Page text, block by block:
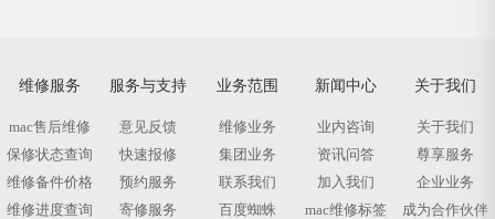
维修服务
mac售后维修
保修状态查询
维修备件价格
维修进度查询
服务与支持
意见反馈
快速报修
预约服务
寄修服务
业务范围
维修业务
集团业务
联系我们
百度蜘蛛
新闻中心
业内咨询
资讯问答
加入我们
mac维修标签
关于我们
关于我们
尊享服务
企业业务
成为合作伙伴